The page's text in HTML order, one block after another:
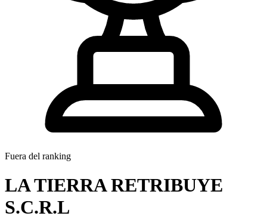
Fuera del ranking
LA TIERRA RETRIBUYE
S.C.R.L